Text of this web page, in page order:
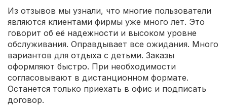
Из отзывов мы узнали, что многие пользователи
являются клиентами фирмы уже много лет. Это
говорит об её надежности и высоком уровне
обслуживания. Оправдывает все ожидания. Много
вариантов для отдыха с детьми. Заказы
оформляют быстро. При необходимости
согласовывают в дистанционном формате.
Останется только приехать в офис и подписать
договор.